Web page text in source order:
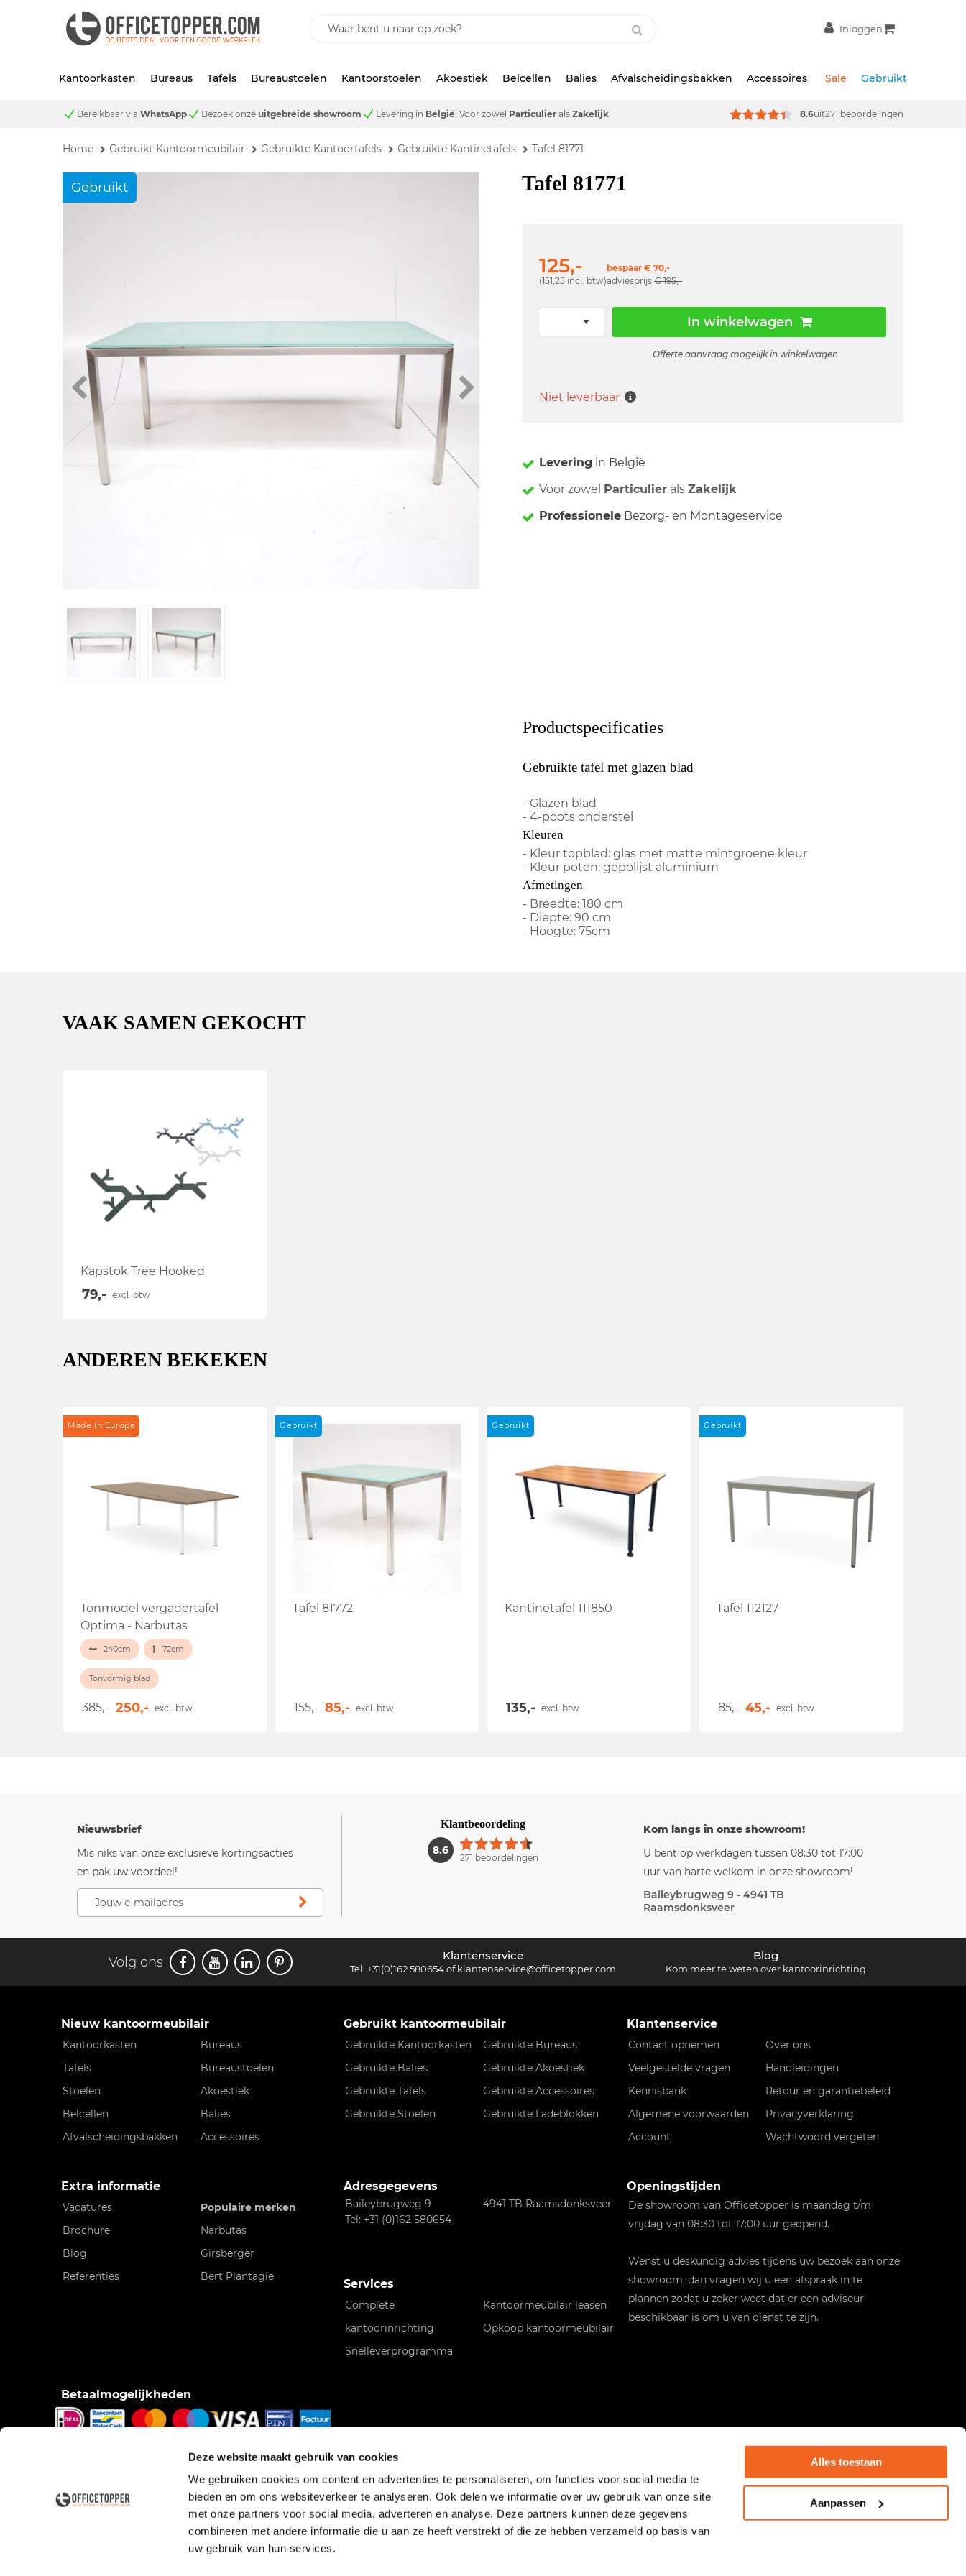
Deze website maakt gebruik van cookies
We gebruiken cookies om content en advertenties te personaliseren, om functies voor social media te
bieden en om ons websiteverkeer te analyseren. Ook delen we informatie over uw gebruik van onze site
met onze partners voor social media, adverteren en analyse. Deze partners kunnen deze gegevens
combineren met andere informatie die u aan ze heeft verstrekt of die ze hebben verzameld op basis van
uw gebruik van hun services.
Alles toestaan
Aanpassen
Inloggen
Kantoorkasten Bureaus Tafels Bureaustoelen Kantoorstoelen Akoestiek Belcellen Balies Afvalscheidingsbakken Accessoires Sale Gebruikt
Bereikbaar via WhatsApp Bezoek onze uitgebreide showroom Levering in België! Voor zowel Particulier als Zakelijk 8.6uit271 beoordelingen
Home Gebruikt Kantoormeubilair Gebruikte Kantoortafels Gebruikte Kantinetafels Tafel 81771
Gebruikt Tafel 81771
125,-
(151,25 incl. btw)
bespaar € 70,-
adviesprijs€ 195,-
In winkelwagen
Offerte aanvraag mogelijk in winkelwagen
Niet leverbaar
Levering in België
Voor zowel Particulier alsZakelijk
Professionele Bezorg- en Montageservice
Productspecificaties
Gebruikte tafel met glazen blad
- Glazen blad
- 4-poots onderstel
Kleuren
- Kleur topblad: glas met matte mintgroene kleur
- Kleur poten: gepolijst aluminium
Afmetingen
- Breedte: 180 cm
- Diepte: 90 cm
- Hoogte: 75cm
VAAK SAMEN GEKOCHT
Kapstok Tree Hooked
79,- excl. btw
ANDEREN BEKEKEN
Made in Europe
Tonmodel vergadertafel
Optima - Narbutas
240cm 72cm
Tonvormig blad
385,- 250,- excl. btw
Gebruikt
Tafel 81772
155,- 85,- excl. btw
Gebruikt
Kantinetafel 111850
135,- excl. btw
Gebruikt
Tafel 112127
85,- 45,- excl. btw
Nieuwsbrief
Mis niks van onze exclusieve kortingsacties
en pak uw voordeel!
Klantbeoordeling
8.6 1
271 beoordelingen
Kom langs in onze showroom!
U bent op werkdagen tussen 08:30 tot 17:00
uur van harte welkom in onze showroom!
Baileybrugweg 9 - 4941 TB
Raamsdonksveer
Volg ons Klantenservice
Tel: +31(0)162 580654ofklantenservice@officetopper.com
Blog
Kom meer te weten over kantoorinrichting
Nieuw kantoormeubilair
Kantoorkasten
Bureaus
Tafels
Bureaustoelen
Stoelen
Akoestiek
Belcellen
Balies
Afvalscheidingsbakken
Accessoires
Extra informatie
Vacatures
Populaire merken
Brochure
Narbutas
Blog
Girsberger
Referenties
Bert Plantagie
Betaalmogelijkheden
pinnen bij bezorging, Factuur.
Gebruikt kantoormeubilair
Gebruikte Kantoorkasten
Gebruikte Bureaus
Gebruikte Balies
Gebruikte Akoestiek
Gebruikte Tafels
Gebruikte Accessoires
Gebruikte Stoelen
Gebruikte Ladeblokken
Adresgegevens
Baileybrugweg 9
4941 TB Raamsdonksveer
Tel: +31 (0)162 580654
Services
Complete
kantoorinrichting
Kantoormeubilair leasen
Opkoop kantoormeubilair
Snelleverprogramma
Klantenservice
Contact opnemen
Over ons
Veelgestelde vragen
Handleidingen
Kennisbank
Retour en garantiebeleid
Algemene voorwaarden
Privacyverklaring
Account
Wachtwoord vergeten
Openingstijden
De showroom van Officetopper is maandag t/m
vrijdag van 08:30 tot 17:00 uur geopend.
Wenst u deskundig advies tijdens uw bezoek aan onze
showroom, dan vragen wij u een afspraak in te
plannen zodat u zeker weet dat er een adviseur
beschikbaar is om u van dienst te zijn.